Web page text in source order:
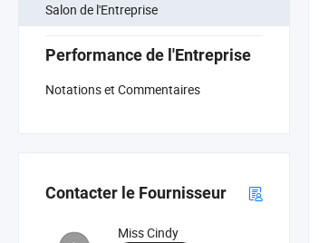
Salon de l'Entreprise
Performance de l'Entreprise
Notations et Commentaires
Contacter le Fournisseur
Miss Cindy